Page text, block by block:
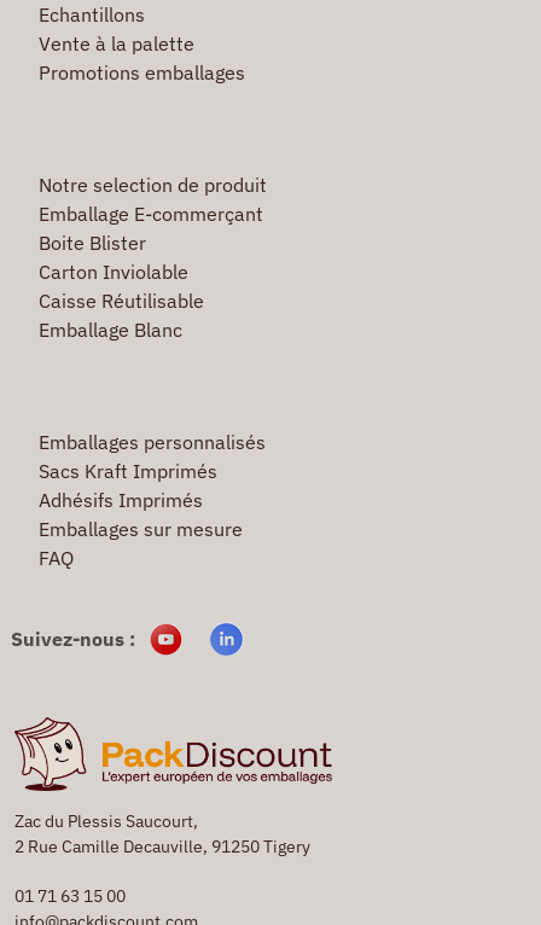
Zac du Plessis Saucourt,
2 Rue Camille Decauville, 91250 Tigery
01 71 63 15 00
Echantillons
Vente à la palette
Promotions emballages
Notre selection de produit
Emballage E-commerçant
Boite Blister
Carton Inviolable
Caisse Réutilisable
Emballage Blanc
Emballages personnalisés
Sacs Kraft Imprimés
Adhésifs Imprimés
Emballages sur mesure
FAQ
Suivez-nous :